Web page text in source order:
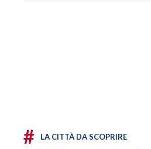
# LA CITTÀ DA SCOPRIRE